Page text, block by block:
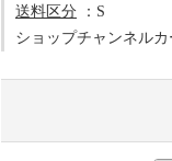
送料区分 ：S
ショップチャンネル